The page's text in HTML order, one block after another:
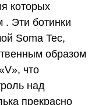
которых
. Эти ботинки
Soma Tec,
образом
что
над
прекрасно